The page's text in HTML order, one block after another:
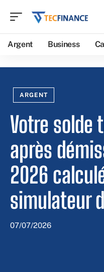
Argent Business
ARGENT
Votre solde
après
2026
simulateur
07/07/2026